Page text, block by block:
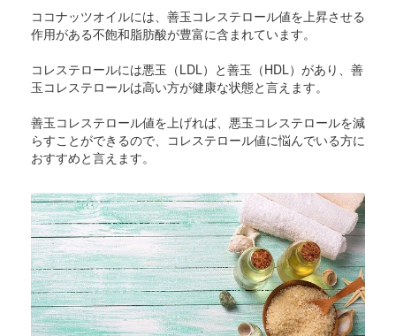
ココナッツオイルには、善玉コレステロール値を上昇させる
作用がある不飽和脂肪酸が豊富に含まれています。
コレステロールには悪玉（LDL）と善玉（HDL）があり、善
玉コレステロールは高い方が健康な状態と言えます。
善玉コレステロール値を上げれば、悪玉コレステロールを減
らすことができるので、コレステロール値に悩んでいる方に
おすすめと言えます。